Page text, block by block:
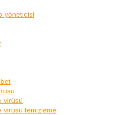
yöneticisi
virüsü
temizleme